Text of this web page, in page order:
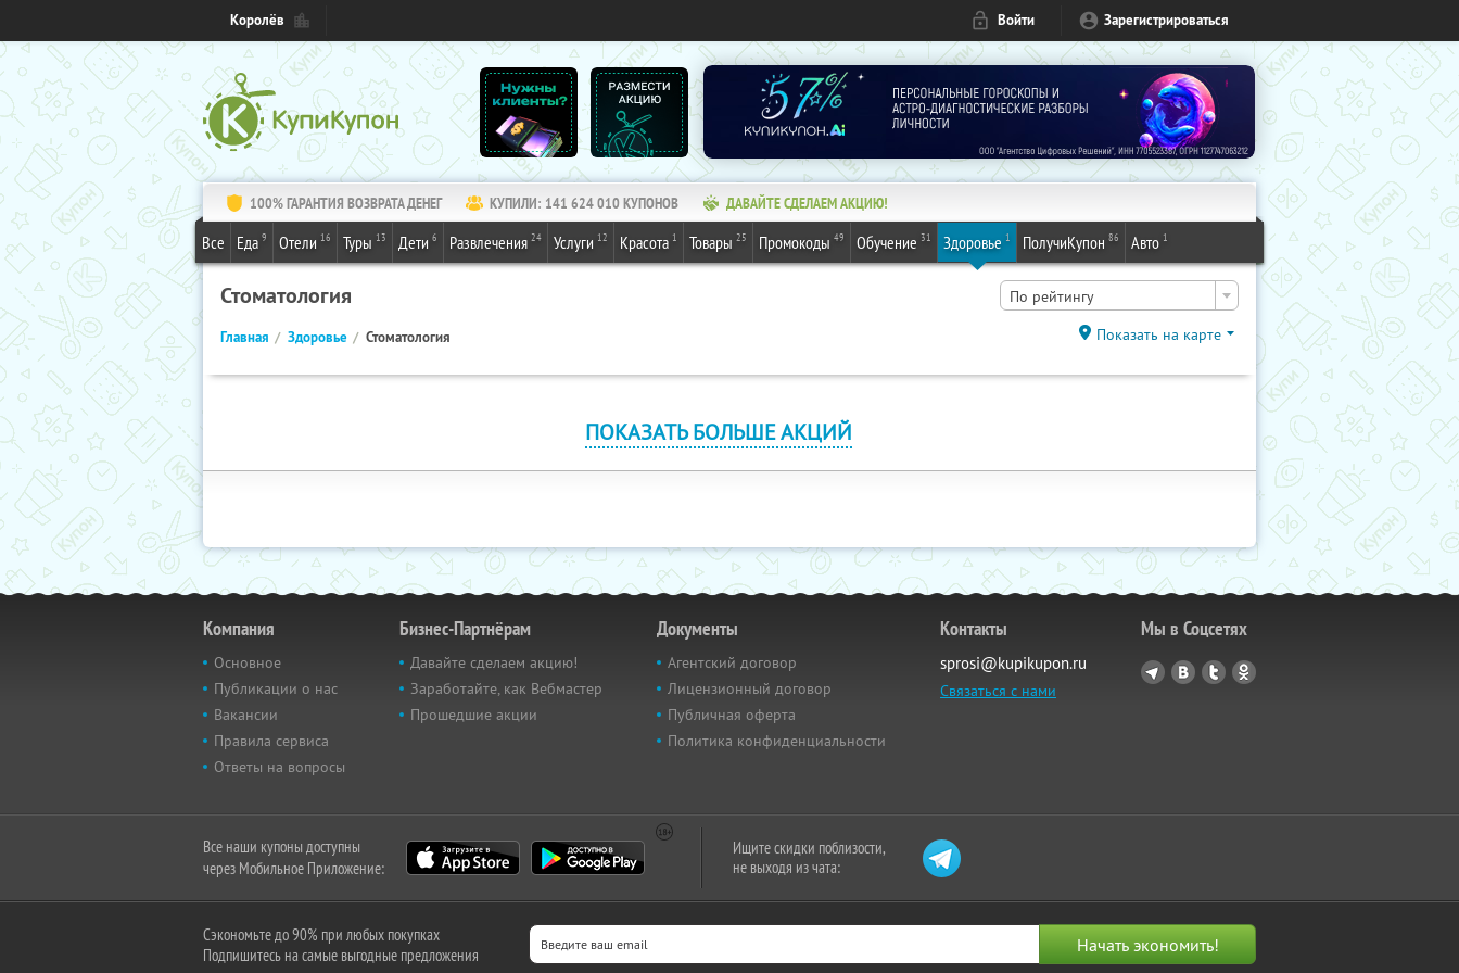
Королёв Войти Зарегистрироваться
100% ГАРАНТИЯ ВОЗВРАТА ДЕНЕГ КУПИЛИ: 141 624 010КУПОНОВ ДАВАЙТЕ СДЕЛАЕМ АКЦИЮ!
Все Еда 9 Отели 16 Туры 13 Дети 6 Развлечения 24 Услуги 12 Красота 1 Товары 25 Промокоды 49 Обучение 31 Здоровье 1 ПолучиКупон 86 Авто 1
Стоматология По рейтингу
Главная Здоровье Стоматология Показать на карте
ПОКАЗАТЬ БОЛЬШЕ АКЦИЙ
Компания
Основное
Публикации о нас
Вакансии
Правила сервиса
Ответы на вопросы
Бизнес-Партнёрам
Давайте сделаем акцию!
Заработайте, как Вебмастер
Прошедшие акции
Документы
Агентский договор
Лицензионный договор
Публичная оферта
Политика конфиденциальности
Контакты
sprosi@kupikupon.ru
Связаться с нами
Мы в Соцсетях
Все наши купоны доступны
через Мобильное Приложение:
Ищите скидки поблизости,
не выходя из чата:
Сэкономьте до 90% при любых покупках
Подпишитесь на самые выгодные предложения